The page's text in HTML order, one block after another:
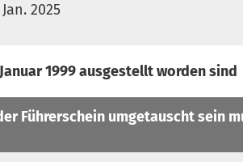
2025
1999 ausgestellt worden sind
Führerschein umgetauscht sein